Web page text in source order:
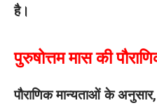
है।
पुरुषोत्तम मास की
पौराणिक मान्यताओं के